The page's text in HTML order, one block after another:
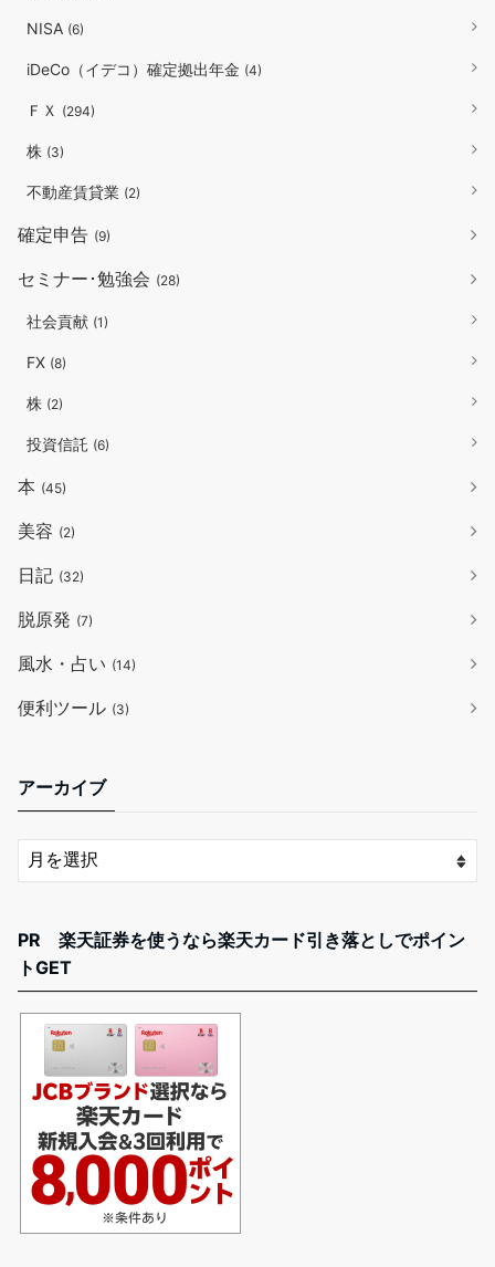
NISA (6)
iDeCo（イデコ）確定拠出年金 (4)
ＦＸ (294)
株 (3)
不動産賃貸業 (2)
確定申告 (9)
セミナー･勉強会 (28)
社会貢献 (1)
FX (8)
株 (2)
投資信託 (6)
本 (45)
美容 (2)
日記 (32)
脱原発 (7)
風水・占い (14)
便利ツール (3)
アーカイブ
PR 楽天証券を使うなら楽天カード引き落としでポイン
トGET